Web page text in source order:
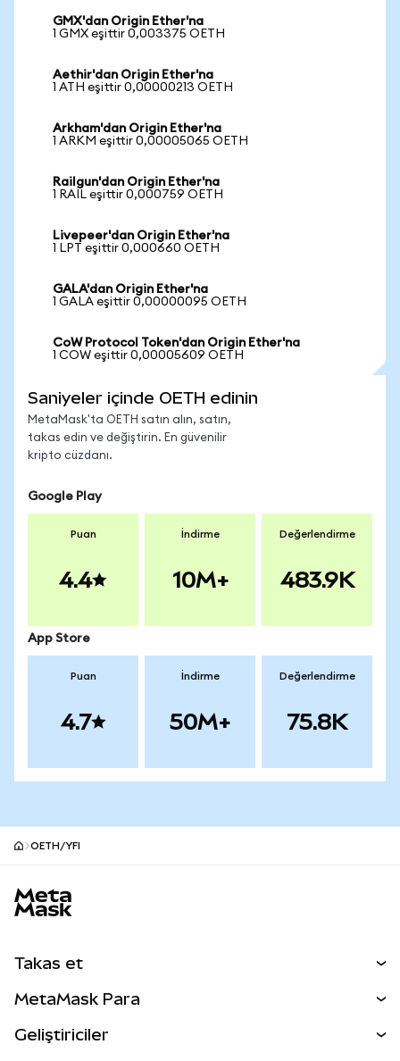
GMX'dan Origin Ether'na
1 GMX eşittir 0,003375 OETH
Aethir'dan Origin Ether'na
1 ATH eşittir 0,00000213 OETH
Arkham'dan Origin Ether'na
1 ARKM eşittir 0,00005065 OETH
Railgun'dan Origin Ether'na
1 RAIL eşittir 0,000759 OETH
Livepeer'dan Origin Ether'na
1 LPT eşittir 0,000660 OETH
GALA'dan Origin Ether'na
1 GALA eşittir 0,00000095 OETH
CoW Protocol Token'dan Origin Ether'na
1 COW eşittir 0,00005609 OETH
Saniyeler içinde OETH edinin
MetaMask'ta OETH satın alın, satın,
takas edin ve değiştirin. En güvenilir
kripto cüzdanı.
Google Play
Puan
4.4
İndirme
10M+
Değerlendirme
483.9K
App Store
Puan
4.7
İndirme
50M+
Değerlendirme
75.8K
OETH/YFI
Takas et
Perps
MetaMask Para
Geliştiriciler